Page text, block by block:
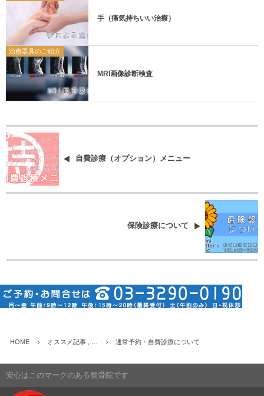
手（痛気持ちいい治療）
治療器具のご紹介
MRI画像診断検査
自費診療（オプション）メニュー
保険診療について
HOME オススメ記事 , … 通常予約・自費診療について
安心はこのマークのある整骨院です